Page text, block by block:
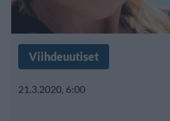
Viihdeuutiset
21.3.2020, 6:00